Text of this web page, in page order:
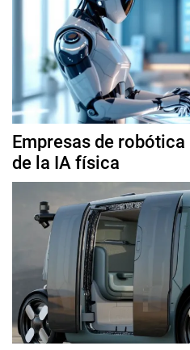
Empresas de
de la IA física